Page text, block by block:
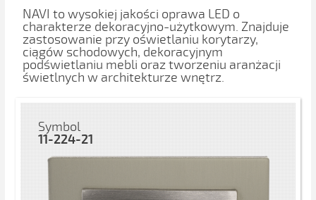
NAVI to wysokiej jakości oprawa LED o
charakterze dekoracyjno-użytkowym. Znajduje
zastosowanie przy oświetlaniu korytarzy,
ciągów schodowych, dekoracyjnym
podświetlaniu mebli oraz tworzeniu aranżacji
świetlnych w architekturze wnętrz.
Symbol
11-224-21